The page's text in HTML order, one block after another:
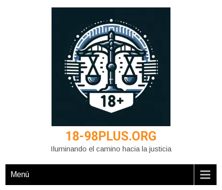
18-98PLUS.ORG
Iluminando el camino hacia la justicia
Menú